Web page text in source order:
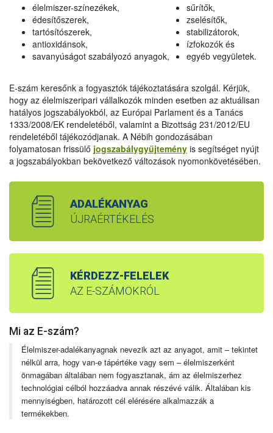
élelmiszer-színezékek,
édesítőszerek,
tartósítószerek,
antioxidánsok,
savanyúságot szabályozó anyagok,
sűrítők,
zselésítők,
stabilizátorok,
ízfokozók és
egyéb vegyületek.
E-szám keresőnk a fogyasztók tájékoztatására szolgál. Kérjük,
hogy az élelmiszeripari vállalkozók minden esetben az aktuálisan
hatályos jogszabályokból, az Európai Parlament és a Tanács
1333/2008/EK rendeletéből, valamint a Bizottság 231/2012/EU
rendeletéből tájékozódjanak. A Nébih gondozásában
folyamatosan frissülő jogszabálygyűjtemény is segítséget nyújt
a jogszabályokban bekövetkező változások nyomonkövetésében.
ADALÉKANYAG
ÚJRAÉRTÉKELÉS
KÉRDEZZ-FELELEK
AZ E-SZÁMOKRÓL
Mi az E-szám?
Élelmiszer-adalékanyagnak nevezik azt az anyagot, amit – tekintet
nélkül arra, hogy van-e tápértéke vagy sem – élelmiszerként
önmagában általában nem fogyasztanak, ám az élelmiszerhez
technológiai célból hozzáadva annak részévé válik. Általában kis
mennyiségben, határozott cél elérésére alkalmazzák a
termékekben.